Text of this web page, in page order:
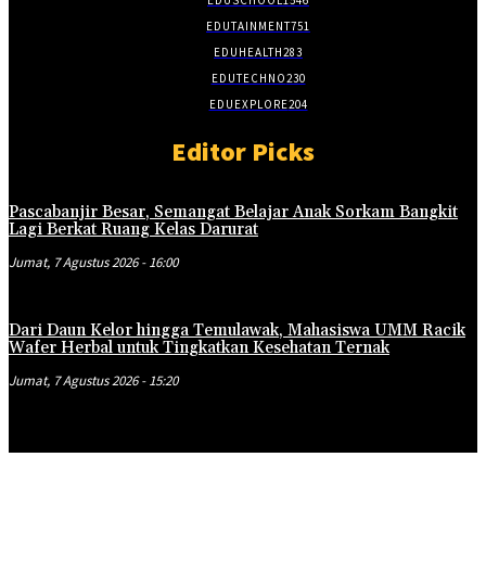
EDUTAINMENT751
EDUHEALTH283
EDUTECHNO230
EDUEXPLORE204
Editor Picks
Pascabanjir Besar, Semangat Belajar Anak Sorkam Bangkit
Lagi Berkat Ruang Kelas Darurat
Jumat, 7 Agustus 2026 - 16:00
Dari Daun Kelor hingga Temulawak, Mahasiswa UMM Racik
Wafer Herbal untuk Tingkatkan Kesehatan Ternak
Jumat, 7 Agustus 2026 - 15:20